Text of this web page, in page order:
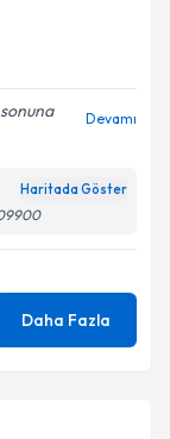
Devamı
Haritada Göster
Daha Fazla